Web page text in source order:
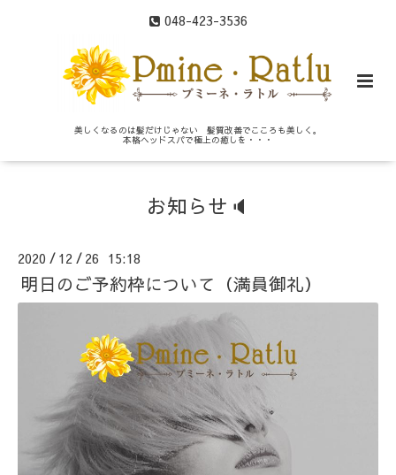
048-423-3536
美しくなるのは髪だけじゃない 髪質改善でこころも美しく。
本格ヘッドスパで極上の癒しを・・・
お知らせ🔈
2020 / 12 / 26 15:18
明日のご予約枠について（満員御礼）